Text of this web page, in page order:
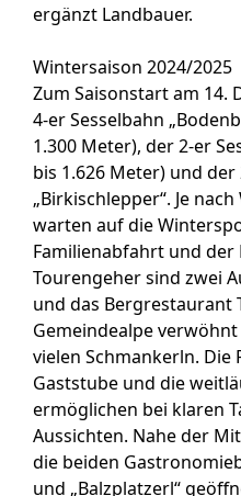
ergänzt Landbauer.
Wintersaison 2024/2025
Zum Saisonstart am 14.
4-er Sesselbahn
1.300 Meter), der 2-er
bis 1.626 Meter) und
„Birkischlepper“. Je
warten auf die
Familienabfahrt und der
Tourengeher sind zwei
und das Bergrestaurant
Gemeindealpe
vielen Schmankerln.
Gaststube und die
ermöglichen bei klaren
Aussichten. Nahe der
die beiden
und „Balzplatzerl“